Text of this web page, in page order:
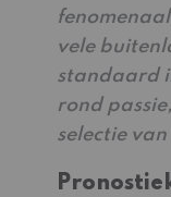
vele
standaard
rond
selectie